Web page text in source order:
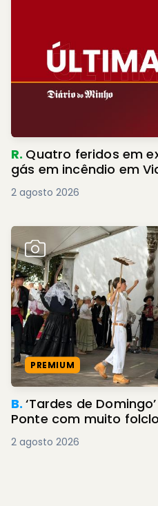
R. Quatro feridos em
gás em incêndio em
2 agosto 2026
PREMIUM
B.‘Tardes de
Ponte com muito
2 agosto 2026